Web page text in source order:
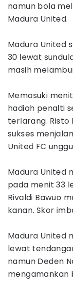
namun bola
Madura United.
Madura United
30 lewat
masih
Memasuki
hadiah penalti
terlarang. Risto
sukses
United FC
Madura United
pada menit 33
Rivaldi Bawuo
kanan. Skor
Madura United
lewat
namun Deden
mengamankan